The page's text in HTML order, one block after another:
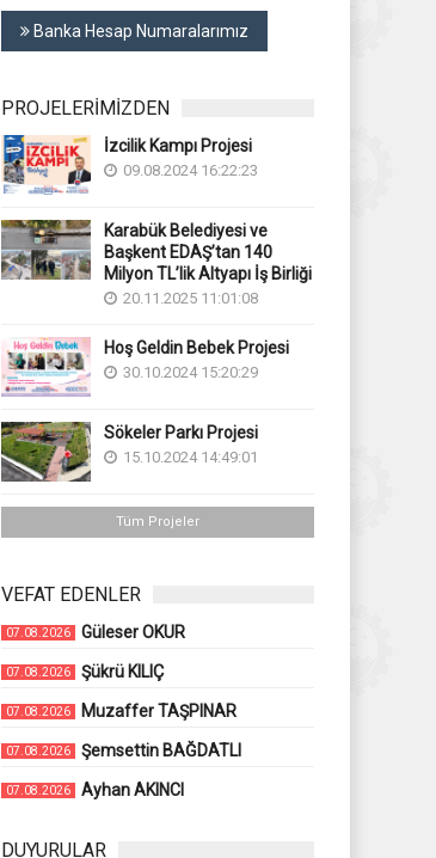
Banka Hesap Numaralarımız
PROJELERİMİZDEN
İzcilik Kampı Projesi
09.08.2024 16:22:23
Karabük Belediyesi ve
Başkent EDAŞ’tan 140
Milyon TL’lik Altyapı İş Birliği
20.11.2025 11:01:08
Hoş Geldin Bebek Projesi
30.10.2024 15:20:29
Sökeler Parkı Projesi
15.10.2024 14:49:01
Tüm Projeler
VEFAT EDENLER
07.08.2026 Güleser OKUR
07.08.2026 Şükrü KILIÇ
07.08.2026 Muzaffer TAŞPINAR
07.08.2026 Şemsettin BAĞDATLI
07.08.2026 Ayhan AKINCI
DUYURULAR